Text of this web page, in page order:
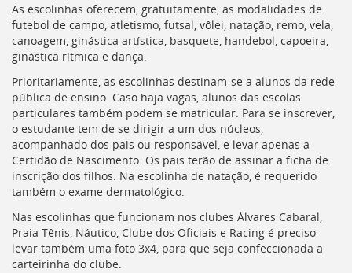
secretarias
[]
Ir
para
a
página
de
legislação
[]
Ir
para
a
de
notícias
[]
Ir
As escolinhas oferecem, gratuitamente, as modalidades de
futebol de campo, atletismo, futsal, vôlei, natação, remo, vela,
canoagem, ginástica artística, basquete, handebol, capoeira,
ginástica rítmica e dança.
Prioritariamente, as escolinhas destinam-se a alunos da rede
pública de ensino. Caso haja vagas, alunos das escolas
particulares também podem se matricular. Para se inscrever,
o estudante tem de se dirigir a um dos núcleos,
acompanhado dos pais ou responsável, e levar apenas a
Certidão de Nascimento. Os pais terão de assinar a ficha de
inscrição dos filhos. Na escolinha de natação, é requerido
também o exame dermatológico.
Nas escolinhas que funcionam nos clubes Álvares Cabaral,
Praia Tênis, Náutico, Clube dos Oficiais e Racing é preciso
levar também uma foto 3x4, para que seja confeccionada a
carteirinha do clube.